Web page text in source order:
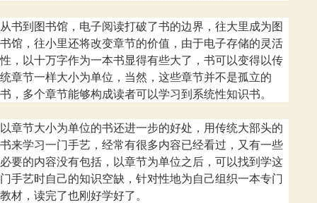
从书到图书馆，电子阅读打破了书的边界，往大里成为图
书馆，往小里还将改变章节的价值，由于电子存储的灵活
性，以十万字作为一本书显得有些大了，书可以变得以传
统章节一样大小为单位，当然，这些章节并不是孤立的
书，多个章节能够构成读者可以学习到系统性知识书。
以章节大小为单位的书还进一步的好处，用传统大部头的
书来学习一门手艺，经常有很多内容已经看过，又有一些
必要的内容没有包括，以章节为单位之后，可以找到学这
门手艺时自己的知识空缺，针对性地为自己组织一本专门
教材，读完了也刚好学好了。